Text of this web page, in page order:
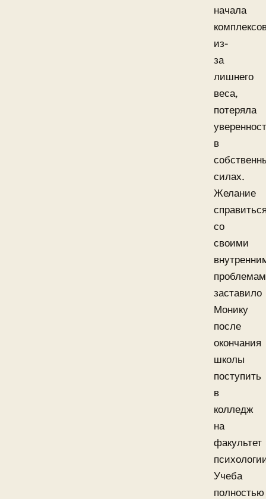
начала
из-
за
лишнего
веса,
потеряла
в
силах.
Желание
со
своими
заставило
Монику
после
окончания
школы
поступить
в
колледж
на
факультет
Учеба
полностью